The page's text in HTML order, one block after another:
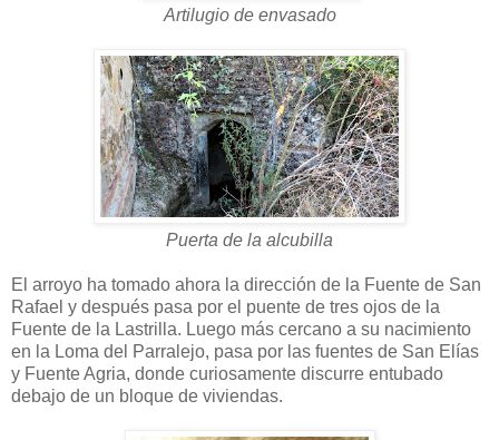
Artilugio de envasado
Puerta de la alcubilla
El arroyo ha tomado ahora la dirección de la Fuente de San
Rafael y después pasa por el puente de tres ojos de la
Fuente de la Lastrilla. Luego más cercano a su nacimiento
en la Loma del Parralejo, pasa por las fuentes de San Elías
y Fuente Agria, donde curiosamente discurre entubado
debajo de un bloque de viviendas.